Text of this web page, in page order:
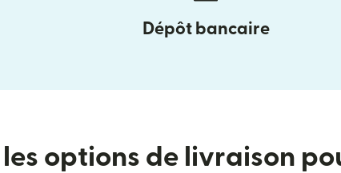
Dépôt bancaire
options de livraison